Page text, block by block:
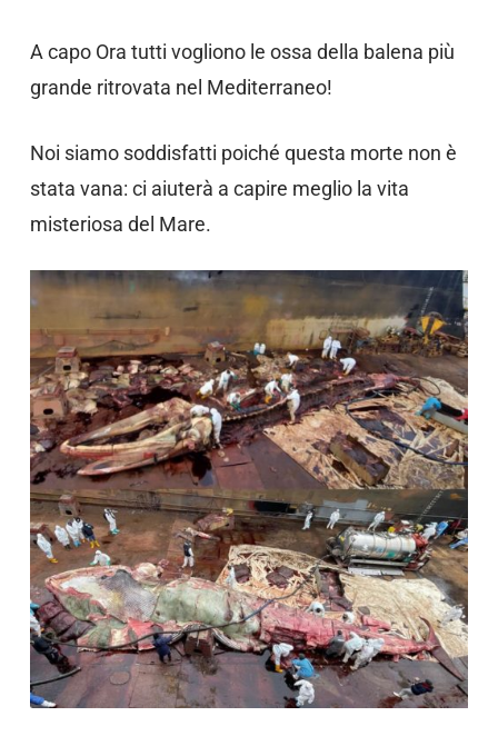
A capo Ora tutti vogliono le ossa della balena più
grande ritrovata nel Mediterraneo!
Noi siamo soddisfatti poiché questa morte non è
stata vana: ci aiuterà a capire meglio la vita
misteriosa del Mare.